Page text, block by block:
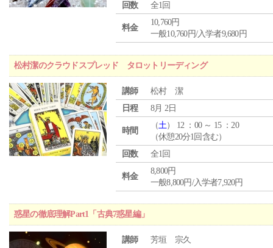
回数
全1回
料金
10,760円
一般10,760円/入学者9,680円
松村潔のクラウドスプレッド タロットリーディング
講師
松村 潔
日程
8月 2日
時間
（土） 12 ：00 ～ 15 ：20
（休憩20分1回含む）
回数
全1回
料金
8,800円
一般8,800円/入学者7,920円
惑星の徹底理解Part1「古典7惑星編」
講師 芳垣 宗久